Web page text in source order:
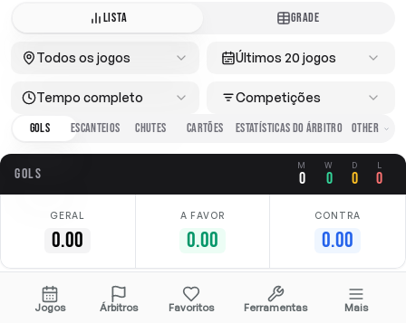
LISTA GRADE
Todos os jogos Últimos 20 jogos
Tempo completo
Competições
GOLS
ESCANTEIOS CHUTES CARTÕES ESTATÍSTICAS DO ÁRBITRO
GOLS M
0
W
0
D
0
L
0
GERAL
0.00
A FAVOR
0.00
CONTRA
0.00
Sem dados disponíveis
Jogos Árbitros Favoritos Ferramentas Mais